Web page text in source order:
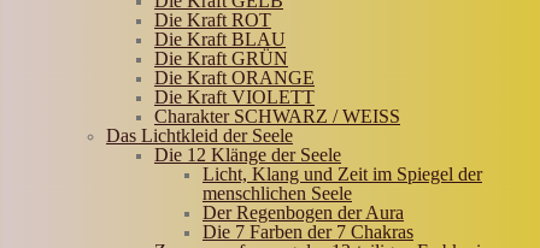
Die Kraft ROT
Die Kraft BLAU
Die Kraft GRÜN
Die Kraft ORANGE
Die Kraft VIOLETT
Charakter SCHWARZ / WEISS
Das Lichtkleid der Seele
Die 12 Klänge der Seele
Licht, Klang und Zeit im Spiegel der
menschlichen Seele
Der Regenbogen der Aura
Die 7 Farben der 7 Chakras